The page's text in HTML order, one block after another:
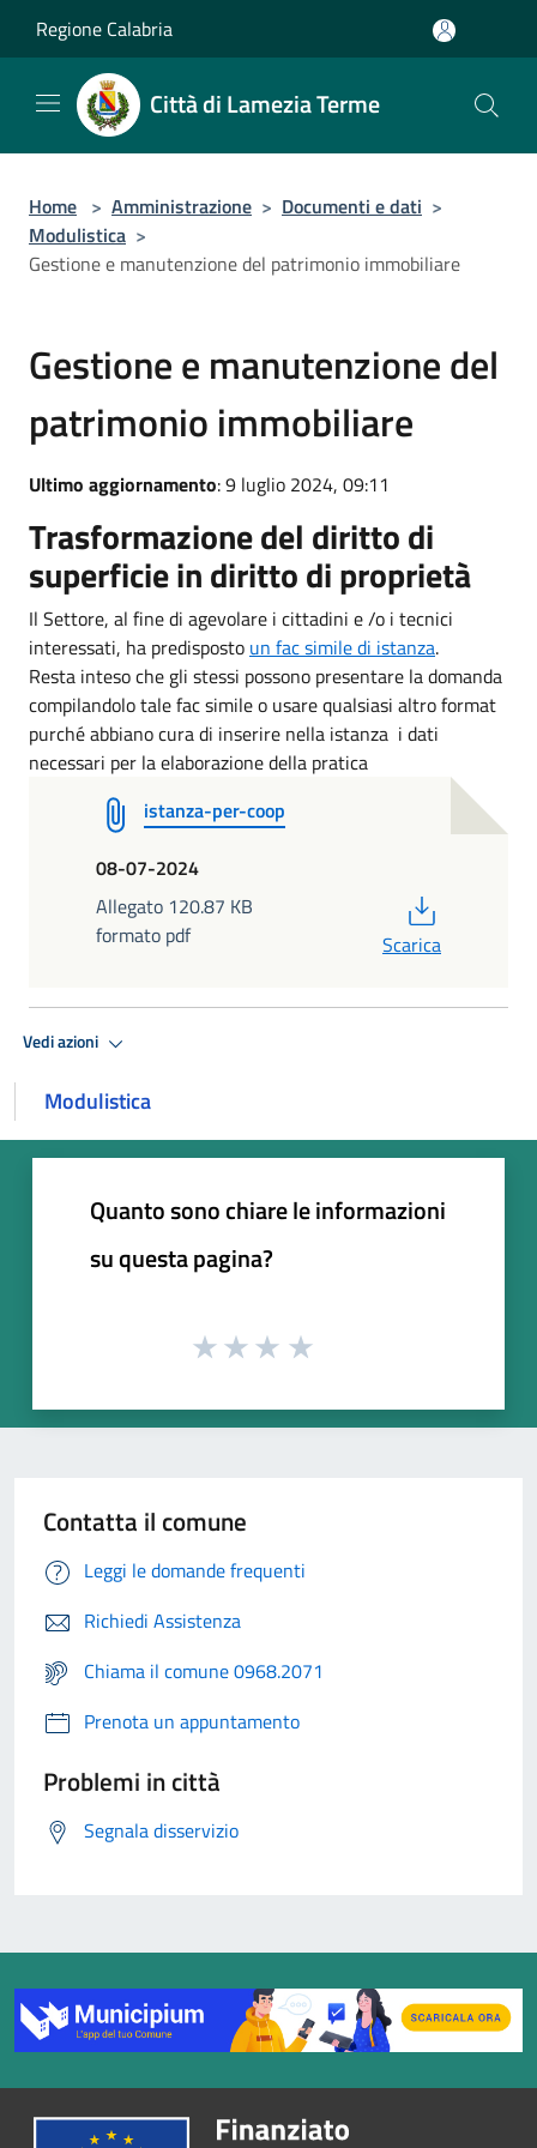
Regione Calabria
Città di Lamezia Terme
Home > Amministrazione > Documenti e dati >
Modulistica >
Gestione e manutenzione del patrimonio immobiliare
Gestione e manutenzione del
patrimonio immobiliare
Ultimo aggiornamento: 9 luglio 2024, 09:11
Trasformazione del diritto di
superficie in diritto di proprietà
Il Settore, al fine di agevolare i cittadini e /o i tecnici
interessati, ha predisposto un fac simile di istanza.
Resta inteso che gli stessi possono presentare la domanda
compilandolo tale fac simile o usare qualsiasi altro format
purché abbiano cura di inserire nella istanza i dati
necessari per la elaborazione della pratica
istanza-per-coop
08-07-2024
Allegato 120.87 KB
formato pdf
Scarica
Vedi azioni
Modulistica
Quanto sono chiare le informazioni
su questa pagina?
Contatta il comune
Leggi le domande frequenti
Richiedi Assistenza
Chiama il comune 0968.2071
Prenota un appuntamento
Problemi in città
Segnala disservizio